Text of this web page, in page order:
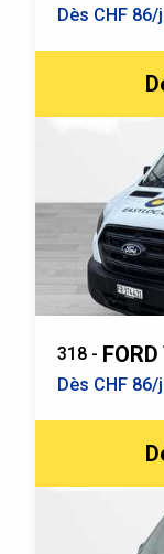
Dès CHF
318 -
Dès CHF